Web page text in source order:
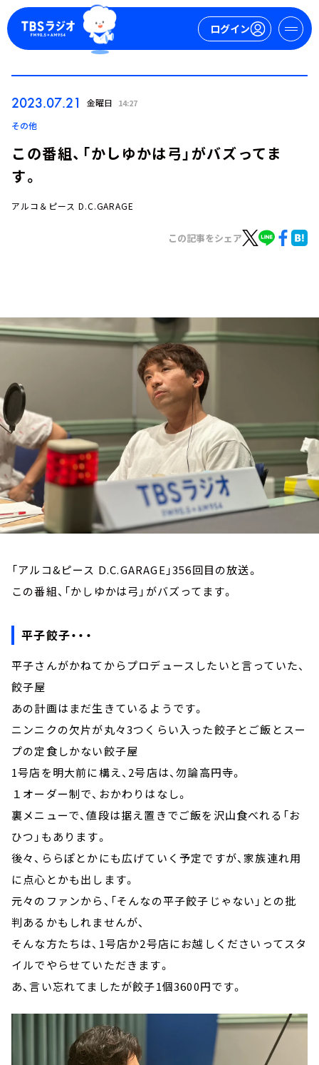
ログイン
お知らせ
イベント・グッズ
2023.07.21 金曜日 14:27
その他
この番組、「かしゆかは弓」がバズってま
す。
アルコ＆ピース D.C.GARAGE
この記事をシェア
「アルコ&ピース D.C.GARAGE」356回目の放送。
この番組、「かしゆかは弓」がバズってます。
平子餃子・・・
平子さんがかねてからプロデュースしたいと言っていた、
餃子屋
あの計画はまだ生きているようです。
ニンニクの欠片が丸々3つくらい入った餃子とご飯とスー
プの定食しかない餃子屋
1号店を明大前に構え、2号店は、勿論高円寺。
１オーダー制で、おかわりはなし。
裏メニューで、値段は据え置きでご飯を沢山食べれる「お
ひつ」もあります。
後々、ららぽとかにも広げていく予定ですが、家族連れ用
に点心とかも出します。
元々のファンから、「そんなの平子餃子じゃない」との批
判あるかもしれませんが、
そんな方たちは、1号店か2号店にお越しくださいってスタ
イルでやらせていただきます。
あ、言い忘れてましたが餃子1個3600円です。